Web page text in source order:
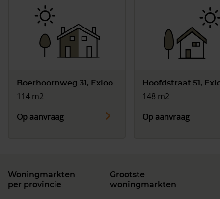
Boerhoornweg 31, Exloo
114 m2
Op aanvraag
Hoofdstraat 51,
148 m2
Op aanvraag
Woningmarkten
per provincie
Grootste
woningmarkten